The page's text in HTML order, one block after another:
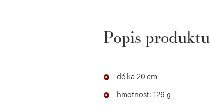
Popis produktu
délka 20 cm
hmotnost: 126 g